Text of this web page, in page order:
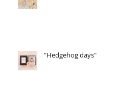
"Hedgehog days"